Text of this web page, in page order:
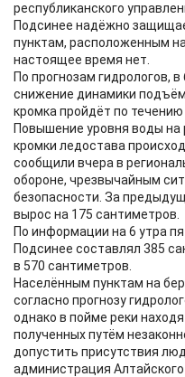
республиканского
Подсинее надёжно
пунктам, расположенным
настоящее время нет.
По прогнозам гидрологов,
снижение динамики
кромка пройдёт по
Повышение уровня воды на
кромки ледостава
сообщили вчера в
обороне, чрезвычайным
безопасности. За
вырос на 175 сантиметров.
По информации на 6 утра
Подсинее составлял 385
в 570 сантиметров.
Населённым пунктам на
согласно прогнозу
однако в пойме реки
полученных путём
допустить присутствия
администрация